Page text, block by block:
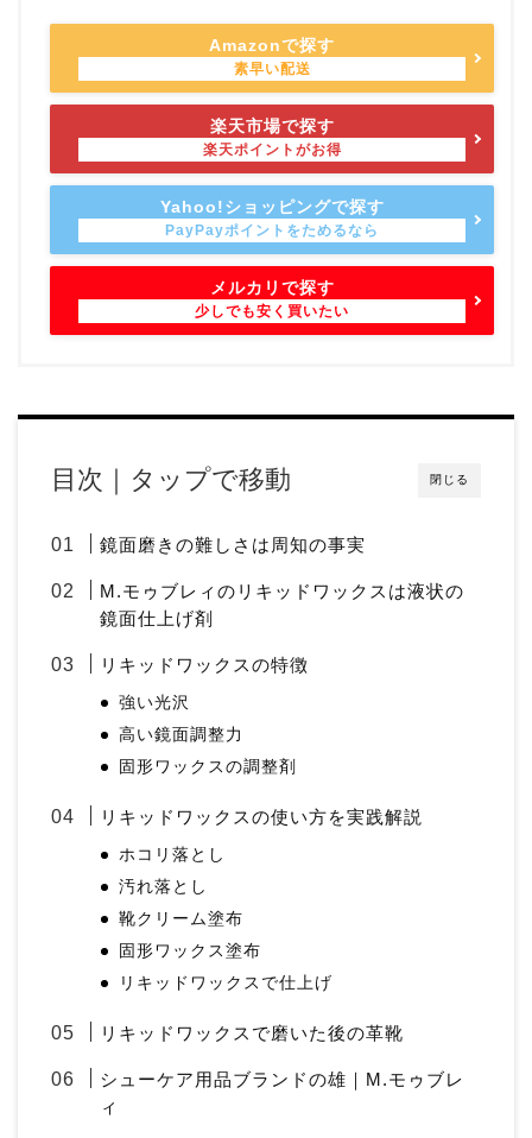
Amazonで探す
楽天市場で探す
Yahoo!ショッピングで探す
メルカリで探す
閉じる
目次｜タップで移動
鏡面磨きの難しさは周知の事実
M.モゥブレィのリキッドワックスは液状の
鏡面仕上げ剤
リキッドワックスの特徴
強い光沢
高い鏡面調整力
固形ワックスの調整剤
リキッドワックスの使い方を実践解説
ホコリ落とし
汚れ落とし
靴クリーム塗布
固形ワックス塗布
リキッドワックスで仕上げ
リキッドワックスで磨いた後の革靴
シューケア用品ブランドの雄｜M.モゥブレ
ィ